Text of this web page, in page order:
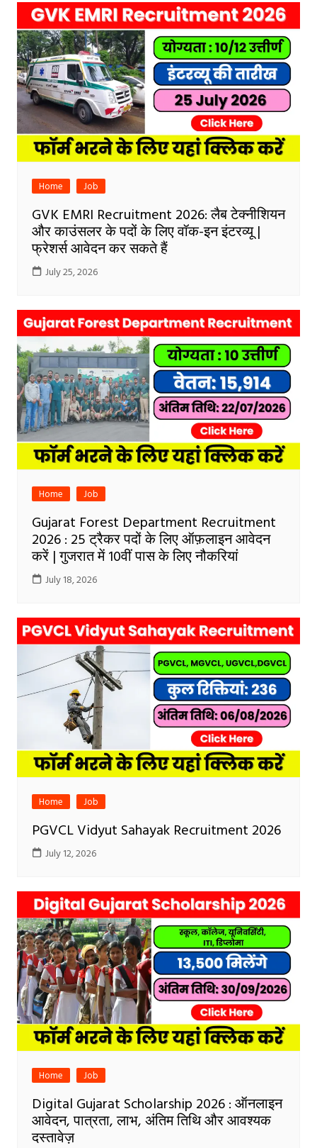
Home Job
GVK EMRI Recruitment 2026: लैब टेक्नीशियन
और काउंसलर के पदों के लिए वॉक-इन इंटरव्यू |
फ्रेशर्स आवेदन कर सकते हैं
July 25, 2026
Home Job
Gujarat Forest Department Recruitment
2026 : 25 ट्रैकर पदों के लिए ऑफ़लाइन आवेदन
करें | गुजरात में 10वीं पास के लिए नौकरियां
July 18, 2026
Home Job
PGVCL Vidyut Sahayak Recruitment 2026
July 12, 2026
Home Job
Digital Gujarat Scholarship 2026 : ऑनलाइन
आवेदन, पात्रता, लाभ, अंतिम तिथि और आवश्यक
दस्तावेज़